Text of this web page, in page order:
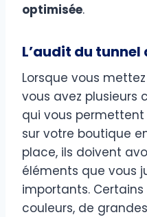
optimisée.
L’audit du tunnel
Lorsque vous
vous avez plusieurs
qui vous permettent
sur votre boutique
place, ils doivent
éléments que vous
importants.
couleurs, de